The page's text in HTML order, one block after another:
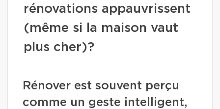
rénovations appauvrissent
(même si la maison vaut
plus cher)?
Rénover est souvent perçu
comme un geste intelligent,